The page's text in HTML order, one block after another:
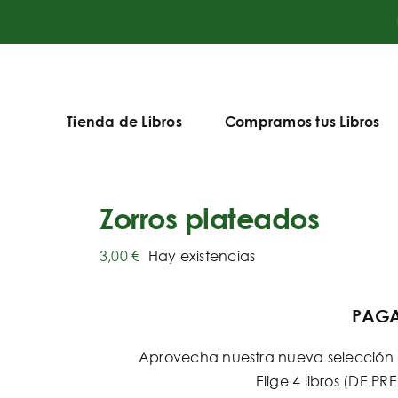
Tienda de Libros Compramos tus Libros
Zorros plateados
3,00€ Hay existencias
Aprovecha nuestra nueva
Elige 4 libros (DE